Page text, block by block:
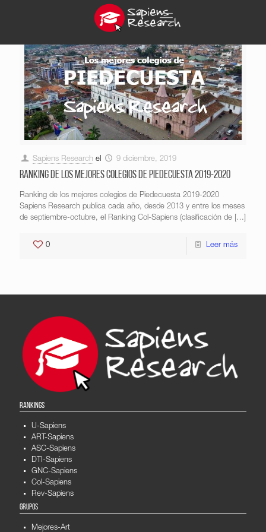
Sapiens Research el 9 diciembre, 2019
Ranking de los mejores colegios de Piedecuesta 2019-2020
Ranking de los mejores colegios de Piedecuesta 2019-2020
Sapiens Research publica cada año, desde 2013 y entre los meses
de septiembre-octubre, el Ranking Col-Sapiens (clasificación de […]
0 Leer más
RANKINGS
U-Sapiens
ART-Sapiens
ASC-Sapiens
DTI-Sapiens
GNC-Sapiens
Col-Sapiens
Rev-Sapiens
GRUPOS
Mejores-Art